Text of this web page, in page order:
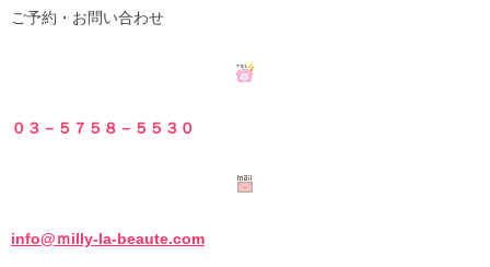
ご予約・お問い合わせ
０３－５７５８－５ ５３０
info@ｍilly-la-beaute.com